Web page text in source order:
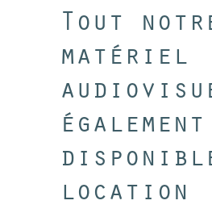
Tout
matériel
également
location